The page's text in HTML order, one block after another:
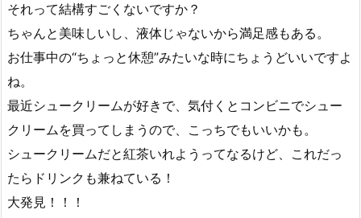
それって結構すごくないですか？
ちゃんと美味しいし、液体じゃないから満足感もある。
お仕事中の“ちょっと休憩”みたいな時にちょうどいいですよ
ね。
最近シュークリームが好きで、気付くとコンビニでシュー
クリームを買ってしまうので、こっちでもいいかも。
シュークリームだと紅茶いれようってなるけど、これだっ
たらドリンクも兼ねている！
大発見！！！